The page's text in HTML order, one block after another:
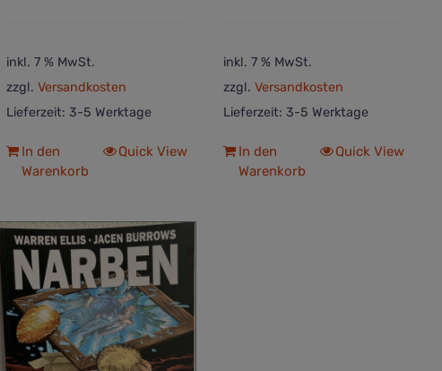
inkl. 7 % MwSt.
zzgl.Versandkosten
Lieferzeit: 3-5 Werktage
In den
Warenkorb
Quick View
inkl. 7 % MwSt.
zzgl.Versandkosten
Lieferzeit: 3-5 Werktage
In den
Warenkorb
Quick View